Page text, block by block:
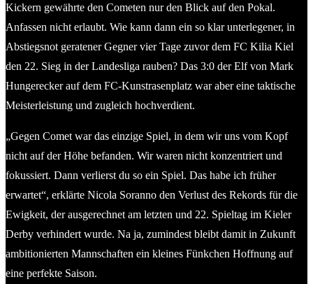
Kickern gewährte den Cometen nur den Blick auf den Pokal.
Anfassen nicht erlaubt. Wie kann dann ein so klar unterlegener, in
Abstiegsnot geratener Gegner vier Tage zuvor dem FC Kilia Kiel
den 22. Sieg in der Landesliga rauben? Das 3:0 der Elf von Mark
Hungerecker auf dem FC-Kunstrasenplatz war aber eine taktische
Meisterleistung und zugleich hochverdient.
„Gegen Comet war das einzige Spiel, in dem wir uns vom Kopf
nicht auf der Höhe befanden. Wir waren nicht konzentriert und
fokussiert. Dann verlierst du so ein Spiel. Das habe ich früher
erwartet“, erklärte Nicola Soranno den Verlust des Rekords für die
Ewigkeit, der ausgerechnet am letzten und 22. Spieltag im Kieler
Derby verhindert wurde. Na ja, zumindest bleibt damit in Zukunft
ambitionierten Mannschaften ein kleines Fünkchen Hoffnung auf
eine perfekte Saison.